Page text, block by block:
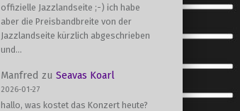
offizielle Jazzlandseite ;-) ich habe
aber die Preisbandbreite von der
Jazzlandseite kürzlich abgeschrieben
und…
Manfred zu Seavas Koarl
2026-01-27
hallo, was kostet das Konzert heute?